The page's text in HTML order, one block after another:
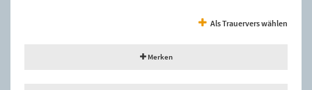
Als Trauervers wählen
Merken